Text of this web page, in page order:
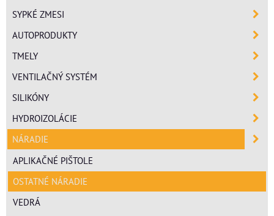
SYPKÉ ZMESI
AUTOPRODUKTY
TMELY
VENTILAČNÝ SYSTÉM
SILIKÓNY
HYDROIZOLÁCIE
NÁRADIE
APLIKAČNÉ PIŠTOLE
OSTATNÉ NÁRADIE
VEDRÁ